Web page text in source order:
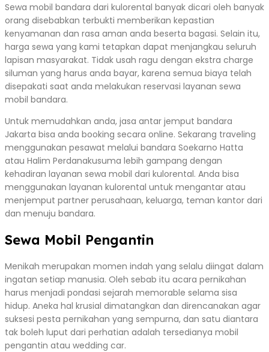
Sewa mobil bandara dari kulorental banyak dicari oleh banyak
orang disebabkan terbukti memberikan kepastian
kenyamanan dan rasa aman anda beserta bagasi. Selain itu,
harga sewa yang kami tetapkan dapat menjangkau seluruh
lapisan masyarakat. Tidak usah ragu dengan ekstra charge
siluman yang harus anda bayar, karena semua biaya telah
disepakati saat anda melakukan reservasi layanan sewa
mobil bandara.
Untuk memudahkan anda, jasa antar jemput bandara
Jakarta bisa anda booking secara online. Sekarang traveling
menggunakan pesawat melalui bandara Soekarno Hatta
atau Halim Perdanakusuma lebih gampang dengan
kehadiran layanan sewa mobil dari kulorental. Anda bisa
menggunakan layanan kulorental untuk mengantar atau
menjemput partner perusahaan, keluarga, teman kantor dari
dan menuju bandara.
Sewa Mobil Pengantin
Menikah merupakan momen indah yang selalu diingat dalam
ingatan setiap manusia. Oleh sebab itu acara pernikahan
harus menjadi pondasi sejarah memorable selama sisa
hidup. Aneka hal krusial dimatangkan dan direncanakan agar
suksesi pesta pernikahan yang sempurna, dan satu diantara
tak boleh luput dari perhatian adalah tersedianya mobil
pengantin atau wedding car.